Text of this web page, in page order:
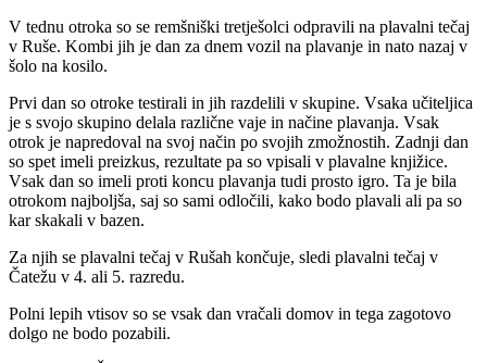
V tednu otroka so se remšniški tretješolci odpravili na plavalni tečaj
v Ruše. Kombi jih je dan za dnem vozil na plavanje in nato nazaj v
šolo na kosilo.
Prvi dan so otroke testirali in jih razdelili v skupine. Vsaka učiteljica
je s svojo skupino delala različne vaje in načine plavanja. Vsak
otrok je napredoval na svoj način po svojih zmožnostih. Zadnji dan
so spet imeli preizkus, rezultate pa so vpisali v plavalne knjižice.
Vsak dan so imeli proti koncu plavanja tudi prosto igro. Ta je bila
otrokom najboljša, saj so sami odločili, kako bodo plavali ali pa so
kar skakali v bazen.
Za njih se plavalni tečaj v Rušah končuje, sledi plavalni tečaj v
Čatežu v 4. ali 5. razredu.
Polni lepih vtisov so se vsak dan vračali domov in tega zagotovo
dolgo ne bodo pozabili.